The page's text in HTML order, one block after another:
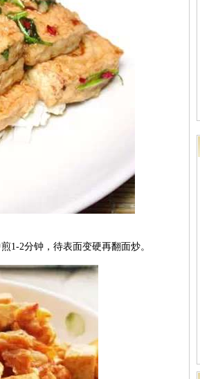
1-2分钟，待表面变硬再翻面炒。